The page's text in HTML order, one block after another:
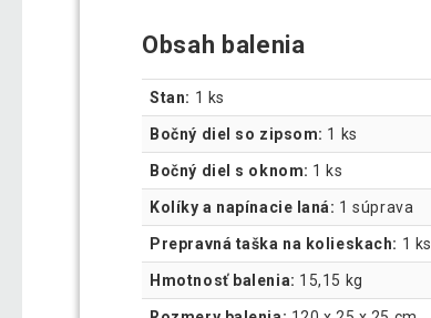
Obsah balenia
Stan: 1 ks
Bočný diel so zipsom: 1 ks
Bočný diel s oknom: 1 ks
Kolíky a napínacie laná: 1 súprava
Prepravná taška na kolieskach: 1 ks
Hmotnosť balenia: 15,15 kg